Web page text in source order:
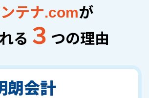
テナ.comが
る ３ つの理由
朗会計